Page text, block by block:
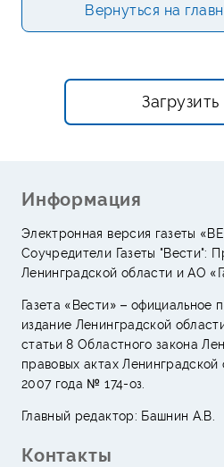
Вернуться на
Информация
Электронная версия газеты
Соучредители Газеты "Вести":
Ленинградской области и АО
Газета «Вести» – официальное
издание Ленинградской
статьи 8 Областного закона
правовых актах Ленинградской
2007 года № 174-оз.
Главный редактор: Башнин А.В.
Контакты